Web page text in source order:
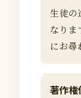
生徒の
なりま
にお尋
著作権